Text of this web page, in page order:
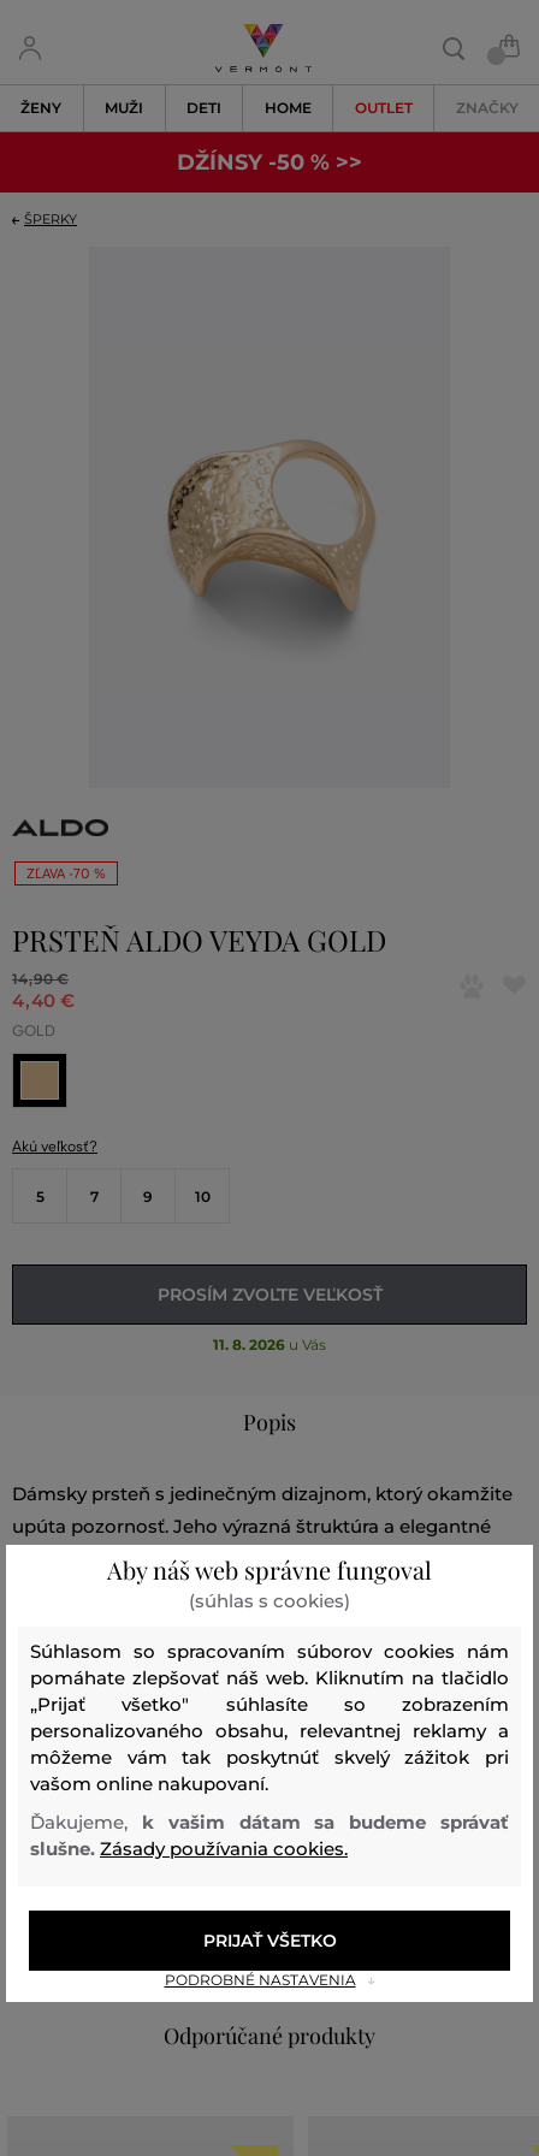
ŽENY MUŽI DETI HOME OUTLET ZNAČKY
DŽÍNSY -50 % >>
ŠPERKY
ZĽAVA -70 %
PRSTEŇ ALDO VEYDA GOLD
14,90 €
4,40 €
GOLD
Akú veľkosť?
5 7 9 10
PROSÍM ZVOĽTE VEĽKOSŤ
11. 8. 2026 u Vás
Popis
Dámsky prsteň s jedinečným dizajnom, ktorý okamžite
upúta pozornosť. Jeho výrazná štruktúra a elegantné
línie vytvárajú sofistikovaný vzhľad, ktorý je ideálny na
každú príležitosť. Vyrobený z kvalitného materiálu,
dokonalým doplnkom, ktorý dodá Vášmu outfitu
nádych luxusu a jemnosti.
Sezóna: BAS Kód produktu:14333519-BAS-AJ-710
Zloženie
Odporúčané produkty
Aby náš web správne fungoval
(súhlas s cookies)
Súhlasom so spracovaním súborov cookies nám
pomáhate zlepšovať náš web. Kliknutím na tlačidlo
„Prijať všetko" súhlasíte so zobrazením
personalizovaného obsahu, relevantnej reklamy a
môžeme vám tak poskytnúť skvelý zážitok pri
vašom online nakupovaní.
Ďakujeme, k vašim dátam sa budeme správať
slušne. Zásady používania cookies.
PODROBNÉ NASTAVENIA
PRIJAŤ VŠETKO